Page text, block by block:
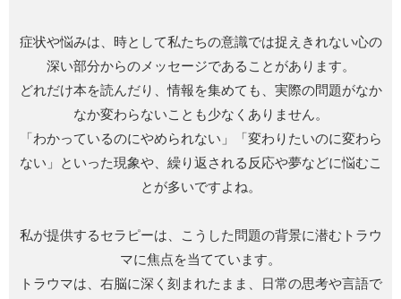
症状や悩みは、時として私たちの意識では捉えきれない心の
深い部分からのメッセージであることがあります。
どれだけ本を読んだり、情報を集めても、実際の問題がなか
なか変わらないことも少なくありません。
「わかっているのにやめられない」「変わりたいのに変わら
ない」といった現象や、繰り返される反応や夢などに悩むこ
とが多いですよね。
私が提供するセラピーは、こうした問題の背景に潜むトラウ
マに焦点を当てています。
トラウマは、右脳に深く刻まれたまま、日常の思考や言語で